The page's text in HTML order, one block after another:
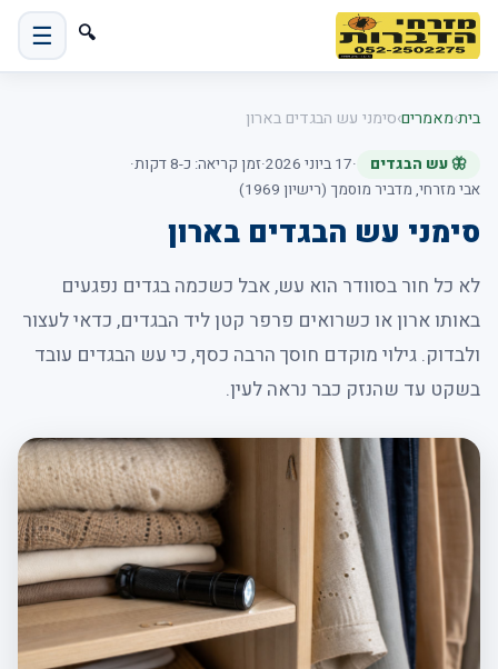
🔍
☰
בית›מאמרים›סימני עש הבגדים בארון
🦋 עש הבגדים ·17 ביוני 2026 ·זמן קריאה: כ-8 דקות
·
אבי מזרחי, מדביר מוסמך (רישיון 1969)
סימני עש הבגדים בארון
לא כל חור בסוודר הוא עש, אבל כשכמה בגדים נפגעים
באותו ארון או כשרואים פרפר קטן ליד הבגדים, כדאי לעצור
ולבדוק. גילוי מוקדם חוסך הרבה כסף, כי עש הבגדים עובד
בשקט עד שהנזק כבר נראה לעין.